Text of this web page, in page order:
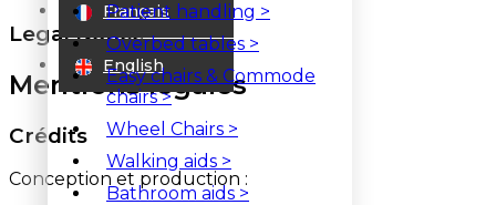
Patient handling >
Overbed tables >
Easy chairs & Commode
chairs>
Wheel Chairs >
Walking aids >
Bathroom aids >
Français
English
Legal Notice
Mentions légales
Crédits
Conception et production :